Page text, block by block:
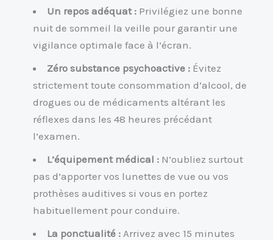
Un repos adéquat : Privilégiez une bonne
nuit de sommeil la veille pour garantir une
vigilance optimale face à l’écran.
Zéro substance psychoactive : Évitez
strictement toute consommation d’alcool, de
drogues ou de médicaments altérant les
réflexes dans les 48 heures précédant
l’examen.
L’équipement médical : N’oubliez surtout
pas d’apporter vos lunettes de vue ou vos
prothèses auditives si vous en portez
habituellement pour conduire.
La ponctualité : Arrivez avec 15 minutes